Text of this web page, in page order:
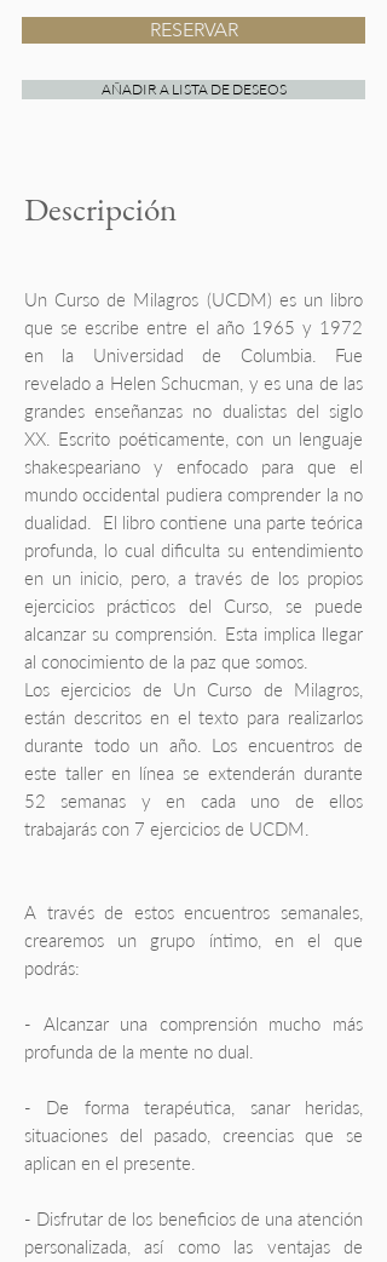
RESERVAR
AÑADIR A LISTA DE DESEOS
Descripción
Un Curso de Milagros (UCDM) es un libro
que se escribe entre el año 1965 y 1972
en la Universidad de Columbia. Fue
revelado a Helen Schucman, y es una de las
grandes enseñanzas no dualistas del siglo
XX. Escrito poéticamente, con un lenguaje
shakespeariano y enfocado para que el
mundo occidental pudiera comprender la no
dualidad. El libro contiene una parte teórica
profunda, lo cual dificulta su entendimiento
en un inicio, pero, a través de los propios
ejercicios prácticos del Curso, se puede
alcanzar su comprensión. Esta implica llegar
al conocimiento de la paz que somos.
Los ejercicios de Un Curso de Milagros,
están descritos en el texto para realizarlos
durante todo un año. Los encuentros de
este taller en línea se extenderán durante
52 semanas y en cada uno de ellos
trabajarás con 7 ejercicios de UCDM.
A través de estos encuentros semanales,
crearemos un grupo íntimo, en el que
podrás:
- Alcanzar una comprensión mucho más
profunda de la mente no dual.
- De forma terapéutica, sanar heridas,
situaciones del pasado, creencias que se
aplican en el presente.
- Disfrutar de los beneficios de una atención
personalizada, así como las ventajas de